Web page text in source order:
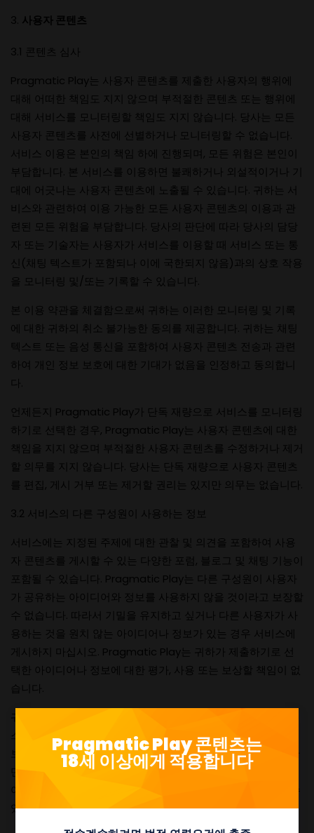
사용자 콘텐츠
3.1 콘텐츠 심사
Pragmatic Play는 사용자 콘텐츠를 제출한 사용자의 행위에
대해 어떠한 책임도 지지 않으며 부적절한 콘텐츠 또는 행위에
대해 서비스를 모니터링할 책임도 지지 않습니다. 당사는 모든
사용자 콘텐츠를 사전에 선별하거나 모니터링할 수 없습니다.
서비스 이용은 본인의 책임 하에 진행되며, 모든 위험은 본인이
부담합니다. 본 서비스를 이용하면 불쾌하거나 외설적이거나 기
대에 어긋나는 사용자 콘텐츠에 노출될 수 있습니다. 귀하는 서
비스와 관련하여 이용 가능한 모든 사용자 콘텐츠의 이용과 관
련된 모든 위험을 부담합니다. 당사의 판단에 따라 당사의 담당
자 또는 기술자는 사용자가 서비스를 이용할 때 서비스 또는 통
신(채팅 텍스트가 포함되나 이에 국한되지 않음)과의 상호 작용
을 모니터링 및/또는 기록할 수 있습니다.
본 이용 약관을 체결함으로써 귀하는 이러한 모니터링 및 기록
에 대한 귀하의 취소 불가능한 동의를 제공합니다. 귀하는 채팅
텍스트 또는 음성 통신을 포함하여 사용자 콘텐츠 전송과 관련
하여 개인 정보 보호에 대한 기대가 없음을 인정하고 동의합니
다.
언제든지 Pragmatic Play가 단독 재량으로 서비스를 모니터링
하기로 선택한 경우, Pragmatic Play는 사용자 콘텐츠에 대한
책임을 지지 않으며 부적절한 사용자 콘텐츠를 수정하거나 제거
할 의무를 지지 않습니다. 당사는 단독 재량으로 사용자 콘텐츠
를 편집, 게시 거부 또는 제거할 권리는 있지만 의무는 없습니다.
3.2 서비스의 다른 구성원이 사용하는 정보
서비스에는 지정된 주제에 대한 관찰 및 의견을 포함하여 사용
자 콘텐츠를 게시할 수 있는 다양한 포럼, 블로그 및 채팅 기능이
포함될 수 있습니다. Pragmatic Play는 다른 구성원이 사용자
가 공유하는 아이디어와 정보를 사용하지 않을 것이라고 보장할
수 없습니다. 따라서 기밀을 유지하고 싶거나 다른 사용자가 사
용하는 것을 원치 않는 아이디어나 정보가 있는 경우 서비스에
게시하지 마십시오. Pragmatic Play는 귀하가 제출하기로 선
택한 아이디어나 정보에 대한 평가, 사용 또는 보상할 책임이 없
습니다.
귀하는 귀하가 서비스에 게시하거나, 서비스를 통해 또는 서비
스와 관련하여 게시한 정보와 귀하가 다른 사람에게 제공한 정
보에 대해 전적으로 책임을 집니다. Pragmatic Play는 단독 판
단에 따라 본 이용 약관을 위반하는 사용자 콘텐츠를 포함하여
있습니다.
Pragmatic Play 콘텐츠는
18세 이상에게 적용합니다